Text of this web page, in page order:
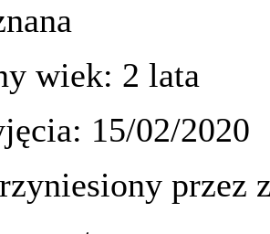
wiek: 2 lata
15/02/2020
przez